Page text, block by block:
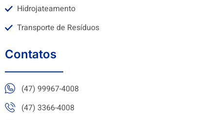
Hidrojateamento
Transporte de Resíduos
Contatos
(47) 99967-4008
(47) 3366-4008